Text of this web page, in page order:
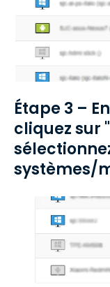
Étape 3 –
cliquez sur
systèmes/